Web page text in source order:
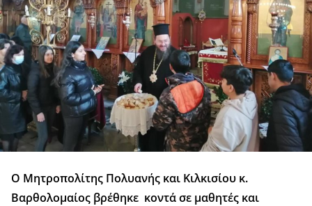
Ο Μητροπολίτης Πολυανής και Κιλκισίου κ.
Βαρθολομαίος βρέθηκε κοντά σε μαθητές και